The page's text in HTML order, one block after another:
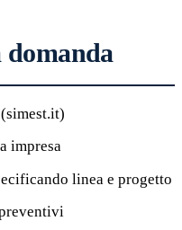
domanda
impresa
linea e progetto